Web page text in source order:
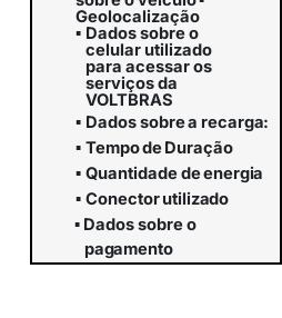
Geolocalização
▪ Dados sobre o
celular utilizado
para acessar os
serviços da
VOLTBRAS
▪ Dadossobrea recarga:
▪ TempodeDuração
▪ Quantidadedeenergia
▪ Conectorutilizado
▪ Dadossobreo
pagamento